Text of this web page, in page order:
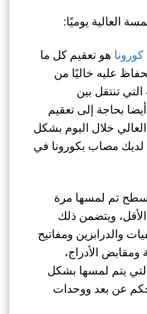
العالية يوميًا:
هو تعقيم كل ما
عليه خاليًا من
تنتقل بين
بحاجة إلى تعقيم
خلال اليوم بشكل
لديك مصاب بكورونا في
تم لمسها مرة
ويتضمن ذلك
والدرابزين ومفاتيح
ومقابض الأدراج،
التي يتم لمسها بشكل
عن بعد ووحدات